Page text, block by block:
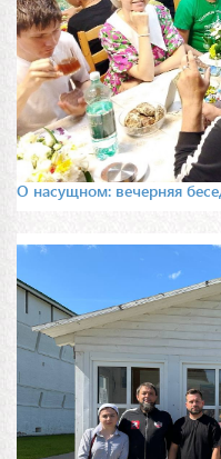
О насущном: вечерняя